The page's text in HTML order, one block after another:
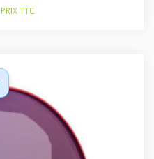
PRIX TTC